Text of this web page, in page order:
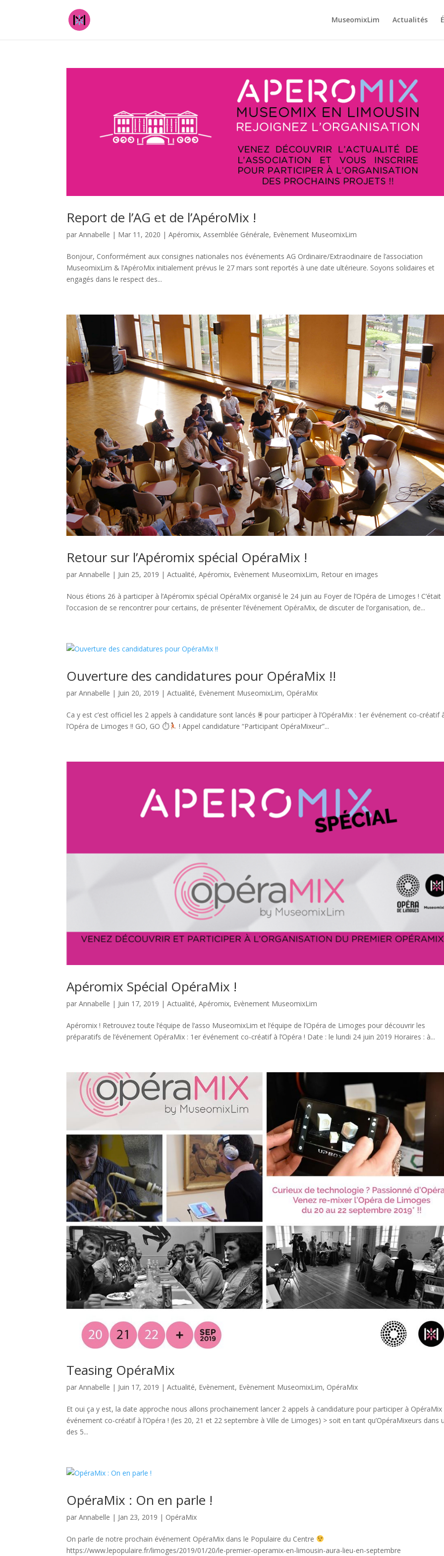
MuseomixLim Actualités
Report de l’AG et de l’ApéroMix !
parAnnabelle | Mar 11, 2020 |Apéromix,Assemblée Générale, Evènement MuseomixLim
Bonjour, Conformément aux consignes nationales nos événements AG Ordinaire/Extraodinaire de l’association
MuseomixLim & l’ApéroMix initialement prévus le 27 mars sont reportés à une date ultérieure. Soyons solidaires et
engagés dans le respect des...
Retour sur l’Apéromix spécial OpéraMix !
parAnnabelle | Juin 25, 2019 |Actualité,Apéromix, Evènement MuseomixLim, Retour en images
Nous étions 26 à participer à l’Apéromix spécial OpéraMix organisé le 24 juin au Foyer de l’Opéra de Limoges ! C’était
l’occasion de se rencontrer pour certains, de présenter l’événement OpéraMix, de discuter de l’organisation, de...
Ouverture des candidatures pour OpéraMix !!
parAnnabelle | Juin 20, 2019 |Actualité, Evènement MuseomixLim, OpéraMix
Ca y est c’est officiel les 2 appels à candidature sont lancés 🖲 pour participer à l’OpéraMix : 1er événement co-créatif
l’Opéra de Limoges !! GO, GO ⏱
! Appel candidature “Participant OpéraMixeur”...
Apéromix Spécial OpéraMix !
parAnnabelle | Juin 17, 2019 |Actualité,Apéromix, Evènement MuseomixLim
Apéromix ! Retrouvez toute l’équipe de l’asso MuseomixLim et l’équipe de l’Opéra de Limoges pour découvrir les
préparatifs de l’événement OpéraMix : 1er événement co-créatif à l’Opéra ! Date : le lundi 24 juin 2019 Horaires : à...
Teasing OpéraMix
parAnnabelle | Juin 17, 2019 |Actualité, Evènement, Evènement MuseomixLim, OpéraMix
Et oui ça y est, la date approche nous allons prochainement lancer 2 appels à candidature pour participer à OpéraMix
événement co-créatif à l’Opéra ! (les 20, 21 et 22 septembre à Ville de Limoges) > soit en tant qu’OpéraMixeurs dans
des 5...
OpéraMix : On en parle !
parAnnabelle | Jan 23, 2019 | OpéraMix
On parle de notre prochain événement OpéraMix dans le Populaire du Centre
https://www.lepopulaire.fr/limoges/2019/01/20/le-premier-operamix-en-limousin-aura-lieu-en-septembre